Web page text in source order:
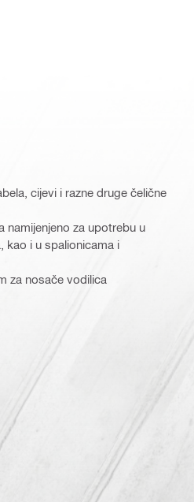
cijevi i razne druge čelične
namijenjeno za upotrebu u
kao i u spalionicama i
za nosače vodilica